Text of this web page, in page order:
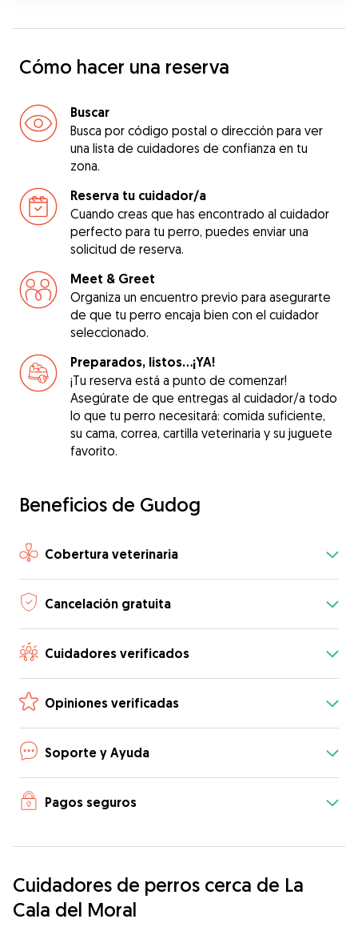
Cómo hacer una reserva
Buscar
Busca por código postal o dirección para ver
una lista de cuidadores de confianza en tu
zona.
Reserva tu cuidador/a
Cuando creas que has encontrado al cuidador
perfecto para tu perro, puedes enviar una
solicitud de reserva.
Meet & Greet
Organiza un encuentro previo para asegurarte
de que tu perro encaja bien con el cuidador
seleccionado.
Preparados, listos...¡YA!
¡Tu reserva está a punto de comenzar!
Asegúrate de que entregas al cuidador/a todo
lo que tu perro necesitará: comida suficiente,
su cama, correa, cartilla veterinaria y su juguete
favorito.
Beneficios de Gudog
Cobertura veterinaria
Cancelación gratuita
Cuidadores verificados
Opiniones verificadas
Soporte y Ayuda
Pagos seguros
Cuidadores de perros cerca de La
Cala del Moral